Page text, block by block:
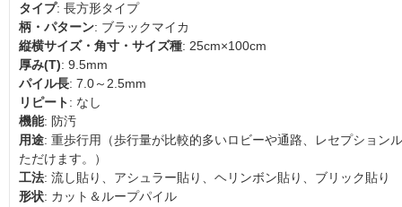
タイプ: 長方形タイプ
柄・パターン: ブラックマイカ
縦横サイズ・角寸・サイズ種: 25cm×100cm
厚み(T): 9.5mm
パイル長: 7.0～2.5mm
リピート: なし
機能: 防汚
用途: 重歩行用（歩行量が比較的多いロビーや通路、レセプション
ただけます。）
工法: 流し貼り、アシュラー貼り、ヘリンボン貼り、ブリック貼り
形状: カット＆ループパイル